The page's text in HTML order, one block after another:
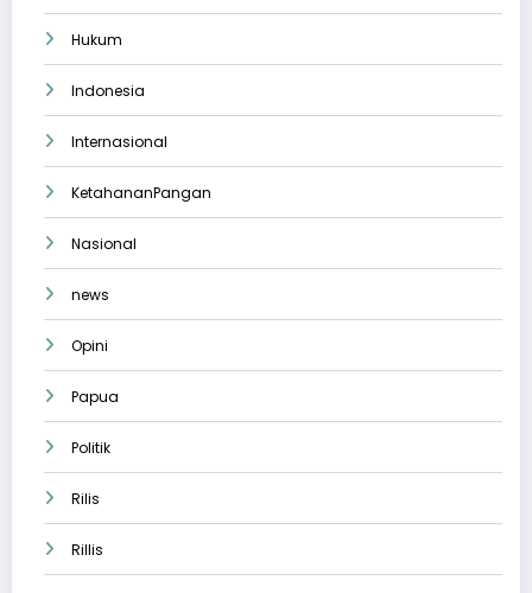
Hukum
Indonesia
Internasional
KetahananPangan
Nasional
news
Opini
Papua
Politik
Rilis
Rillis